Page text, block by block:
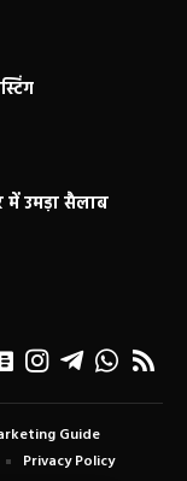
में उमड़ा सैलाब
Guide
Privacy Policy